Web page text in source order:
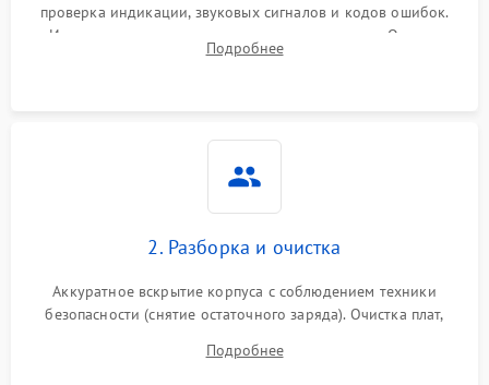
проверка индикации, звуковых сигналов и кодов ошибок.
Измерение входного и выходного напряжения. Оценка
реакции ИБП на отключение основного питания без
Подробнее
2. Разборка и очистка
Аккуратное вскрытие корпуса с соблюдением техники
безопасности (снятие остаточного заряда). Очистка плат,
и кистей для предотвращения перегрева и замыканий.
Подробнее